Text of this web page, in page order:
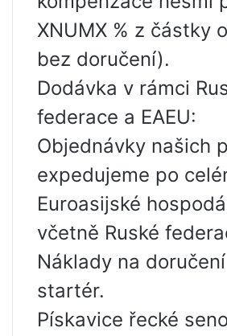
XNUMX % z částky
bez doručení).
Dodávka v rámci
federace a EAEU:
Objednávky našich
expedujeme po
Euroasijské
včetně Ruské
Náklady na
startér.
Pískavice řecké seno